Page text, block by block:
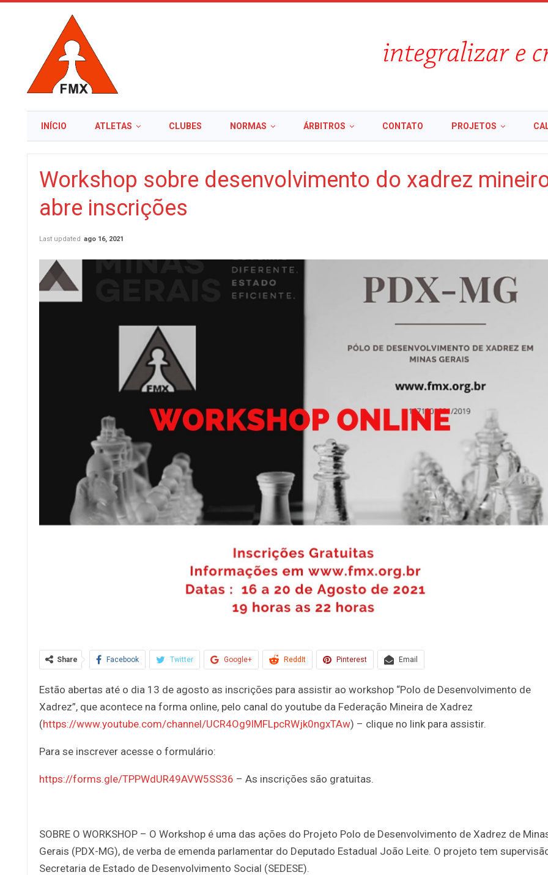
INÍCIO ATLETAS CLUBES NORMAS ÁRBITROS CONTATO PROJETOS
Workshop sobre desenvolvimento do xadrez
abre inscrições
Last updated ago 16, 2021
Share Facebook Twitter Google+ ReddIt Pinterest Email
Estão abertas até o dia 13 de agosto as inscrições para assistir ao workshop “Polo de Desenvolvimento de
Xadrez”, que acontece na forma online, pelo canal do youtube da Federação Mineira de Xadrez
(https://www.youtube.com/channel/UCR4Og9lMFLpcRWjk0ngxTAw) – clique no link para assistir.
Para se inscrever acesse o formulário:
https://forms.gle/TPPWdUR49AVW5SS36 – As inscrições são gratuitas.
SOBRE O WORKSHOP – O Workshop é uma das ações do Projeto Polo de Desenvolvimento de Xadrez de
Gerais (PDX-MG), de verba de emenda parlamentar do Deputado Estadual João Leite. O projeto tem
Secretaria de Estado de Desenvolvimento Social (SEDESE).